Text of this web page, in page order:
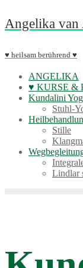
Skip
to
Angelika van
♥ heilsam berührend ♥
ANGELIKA
♥ KURSE &
Kundalini
Stuhl-
Stille
Lindlar